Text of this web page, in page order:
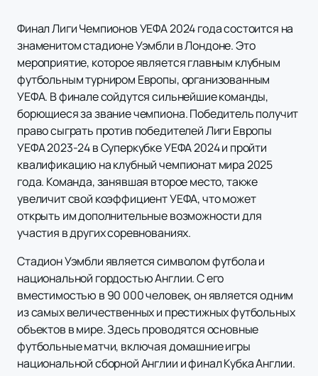
Финал Лиги Чемпионов УЕФА 2024 года состоится на
знаменитом стадионе Уэмбли в Лондоне. Это
мероприятие, которое является главным клубным
футбольным турниром Европы, организованным
УЕФА. В финале сойдутся сильнейшие команды,
борющиеся за звание чемпиона. Победитель получит
право сыграть против победителей Лиги Европы
УЕФА 2023-24 в Суперкубке УЕФА 2024 и пройти
квалификацию на клубный чемпионат мира 2025
года. Команда, занявшая второе место, также
увеличит свой коэффициент УЕФА, что может
открыть им дополнительные возможности для
участия в других соревнованиях.
Стадион Уэмбли является символом футбола и
национальной гордостью Англии. С его
вместимостью в 90 000 человек, он является одним
из самых величественных и престижных футбольных
объектов в мире. Здесь проводятся основные
футбольные матчи, включая домашние игры
национальной сборной Англии и финал Кубка Англии.